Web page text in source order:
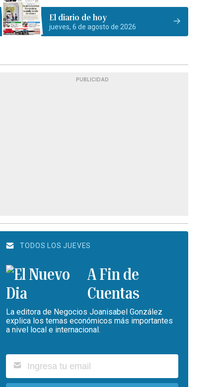
El diario de hoy
jueves, 6 de agosto de 2026
PUBLICIDAD
TODOS LOS JUEVES
A Fin de
Cuentas
La editora de Negocios Joanisabel González
explica los temas económicos más importantes
a nivel local e internacional.